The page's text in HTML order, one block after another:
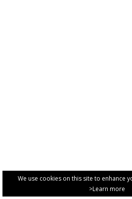
We use cookies on this site to enhance
>Learn more